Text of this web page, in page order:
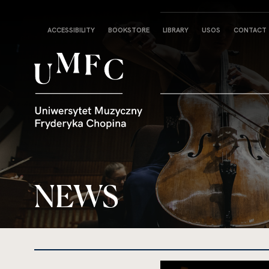
StronaACCESSIBILITY BOOKSTORE LIBRARY USOS CONTACT
NEWS
kliknięcie